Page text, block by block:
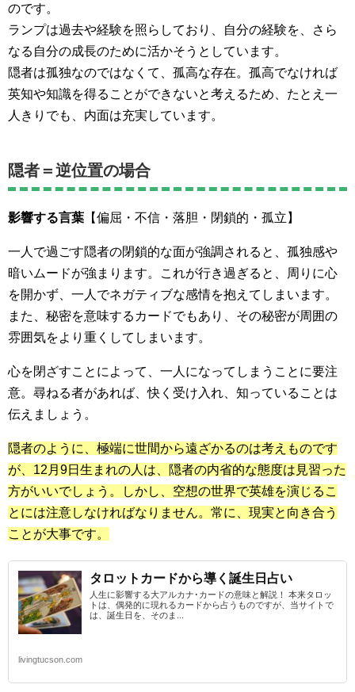
のです。
ランプは過去や経験を照らしており、自分の経験を、さら
なる自分の成長のために活かそうとしています。
隠者は孤独なのではなくて、孤高な存在。孤高でなければ
英知や知識を得ることができないと考えるため、たとえ一
人きりでも、内面は充実しています。
隠者＝逆位置の場合
影響する言葉 【偏屈・不信・落胆・閉鎖的・孤立】
一人で過ごす隠者の閉鎖的な面が強調されると、孤独感や
暗いムードが強まります。これが行き過ぎると、周りに心
を開かず、一人でネガティブな感情を抱えてしまいます。
また、秘密を意味するカードでもあり、その秘密が周囲の
雰囲気をより重くしてしまいます。
心を閉ざすことによって、一人になってしまうことに要注
意。尋ねる者があれば、快く受け入れ、知っていることは
伝えましょう。
隠者のように、極端に世間から遠ざかるのは考えものです
が、12月9日生まれの人は、隠者の内省的な態度は見習った
方がいいでしょう。しかし、空想の世界で英雄を演じるこ
とには注意しなければなりません。常に、現実と向き合う
ことが大事です。
タロットカードから導く誕生日占い
人生に影響する大アルカナ･カードの意味と解説！ 本来タロッ
トは、偶発的に現れるカードから占うものですが、当サイトで
は、誕生日を、そのま...
livingtucson.com